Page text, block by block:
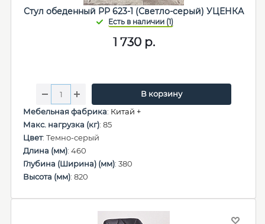
Стул обеденный PP 623-1 (Светло-серый) УЦЕНКА
1 730р.
В корзину
Мебельная фабрика: Китай +
Макс. нагрузка (кг): 85
Цвет: Темно-серый
Длина (мм): 460
Глубина (Ширина) (мм): 380
Высота (мм): 820